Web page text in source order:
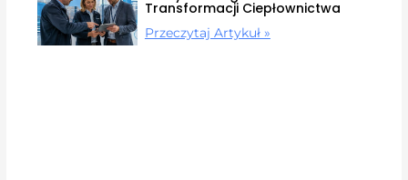
Transformacji Ciepłownictwa
Przeczytaj Artykuł »